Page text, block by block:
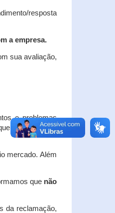
resposta
a empresa.
sua avaliação,
e problemas
interessado,
mercado. Além
que não
da reclamação,